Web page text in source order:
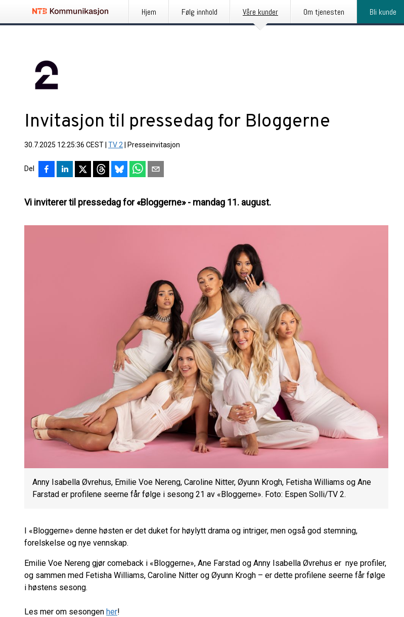
Hjem Følg innhold Våre kunder Om tjenesten Bli kunde
Invitasjon til pressedag for Bloggerne
30.7.2025 12:25:36 CEST TV 2 Presseinvitasjon
Del
Vi inviterer til pressedag for «Bloggerne» - mandag 11. august.
Anny Isabella Øvrehus, Emilie Voe Nereng, Caroline Nitter, Øyunn Krogh, Fetisha Williams og Ane
Farstad er profilene seerne får følge i sesong 21 av «Bloggerne». Foto: Espen Solli/TV 2.
I «Bloggerne» denne høsten er det duket for høylytt drama og intriger, men også god stemning,
forelskelse og nye vennskap.
Emilie Voe Nereng gjør comeback i «Bloggerne», Ane Farstad og Anny Isabella Øvrehus er nye profiler,
og sammen med Fetisha Williams, Caroline Nitter og Øyunn Krogh – er dette profilene seerne får følge
i høstens sesong.
Les mer om sesongen her!